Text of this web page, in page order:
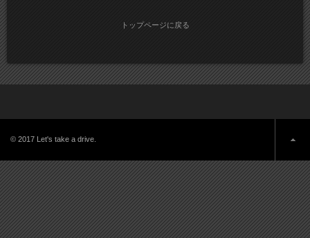
トップページに戻る
© 2017 Let's take a drive.